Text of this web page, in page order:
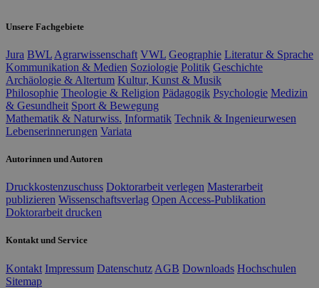
Unsere Fachgebiete
Jura BWL Agrarwissenschaft VWL Geographie Literatur & Sprache
Kommunikation & Medien Soziologie Politik Geschichte
Archäologie & Altertum Kultur, Kunst & Musik
Philosophie Theologie & Religion Pädagogik Psychologie Medizin
& Gesundheit Sport & Bewegung
Mathematik & Naturwiss. Informatik Technik & Ingenieurwesen
Lebenserinnerungen Variata
Autorinnen und Autoren
Druckkostenzuschuss Doktorarbeit verlegen Masterarbeit
publizieren Wissenschaftsverlag Open Access-Publikation
Doktorarbeit drucken
Kontakt und Service
Kontakt Impressum Datenschutz AGB Downloads Hochschulen
Sitemap